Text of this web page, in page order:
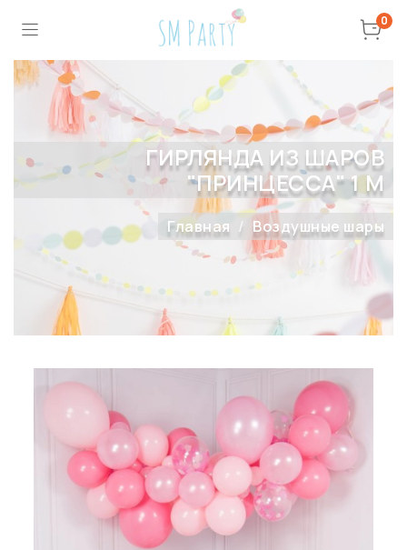
0
ГИРЛЯНДА ИЗ ШАРОВ
"ПРИНЦЕССА" 1 М
Главная Воздушные шары